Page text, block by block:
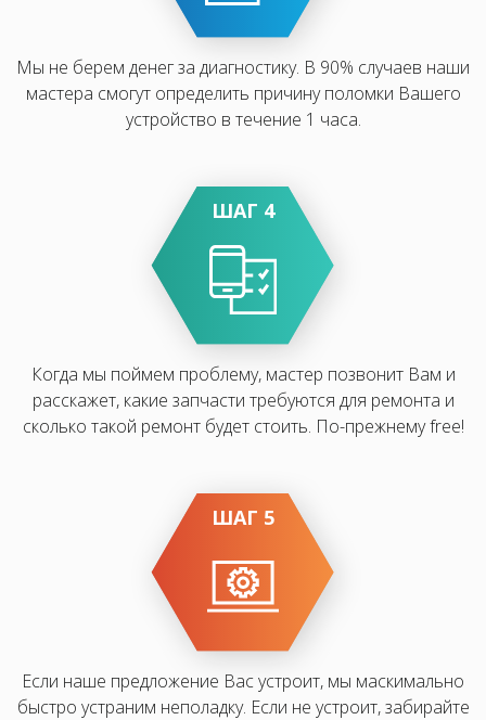
Мы не берем денег за диагностику. В 90% случаев наши
мастера смогут определить причину поломки Вашего
устройство в течение 1 часа.
ШАГ 4
Когда мы поймем проблему, мастер позвонит Вам и
расскажет, какие запчасти требуются для ремонта и
сколько такой ремонт будет стоить. По-прежнему free!
ШАГ 5
Если наше предложение Вас устроит, мы маскимально
быстро устраним неполадку. Если не устроит, забирайте